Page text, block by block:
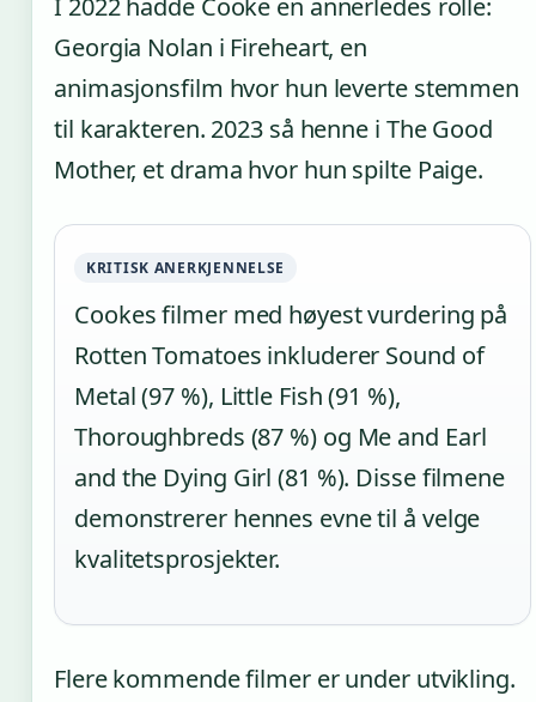
I 2022 hadde Cooke en annerledes rolle:
Georgia Nolan i Fireheart, en
animasjonsfilm hvor hun leverte stemmen
til karakteren. 2023 så henne i The Good
Mother, et drama hvor hun spilte Paige.
KRITISK ANERKJENNELSE
Cookes filmer med høyest vurdering på
Rotten Tomatoes inkluderer Sound of
Metal (97 %), Little Fish (91 %),
Thoroughbreds (87 %) og Me and Earl
and the Dying Girl (81 %). Disse filmene
demonstrerer hennes evne til å velge
kvalitetsprosjekter.
Flere kommende filmer er under utvikling.